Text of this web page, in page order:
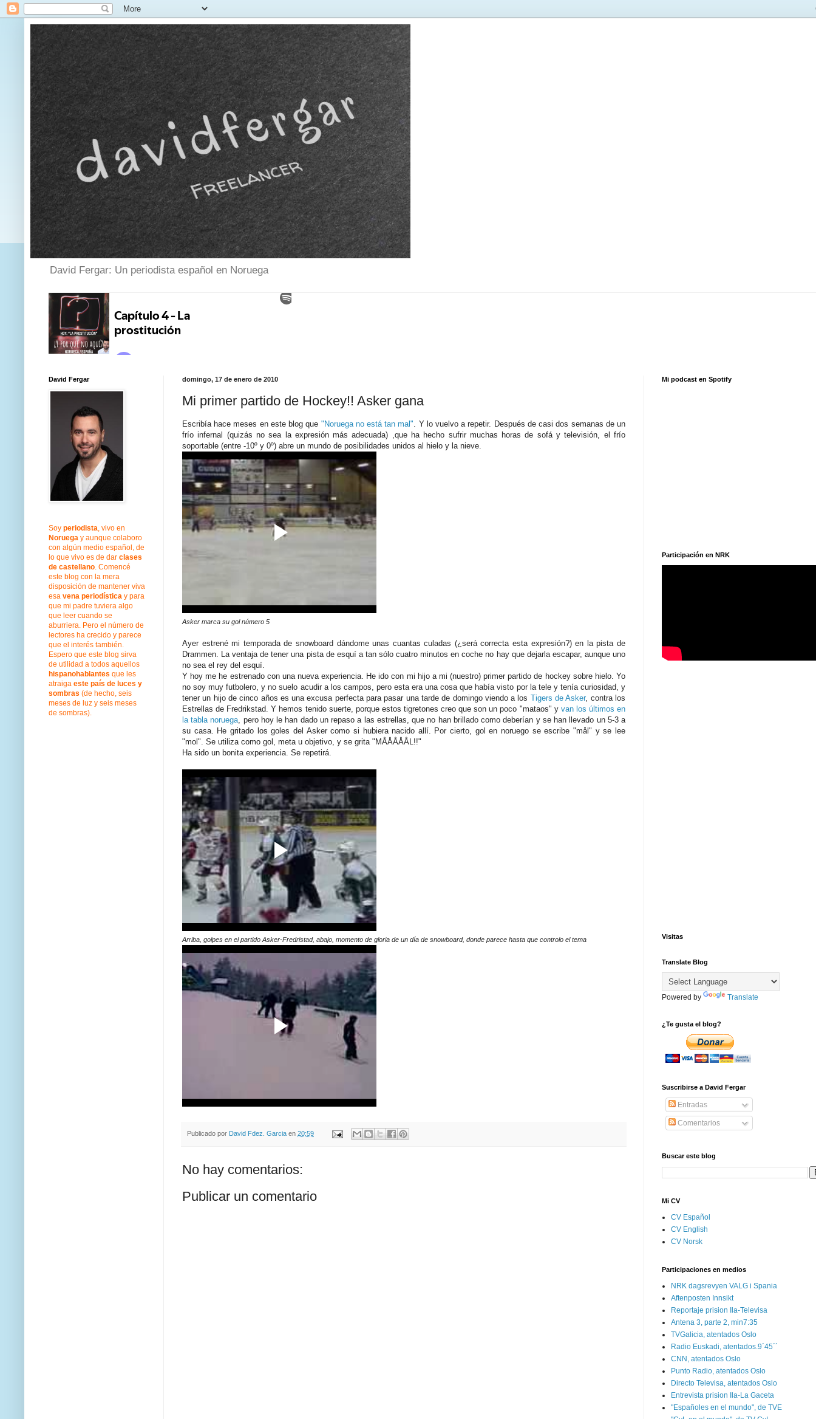
David Fergar: Un periodista español en Noruega
domingo, 17 de enero de 2010
Mi primer partido de Hockey!! Asker gana
Escribía hace meses en este blog que "Noruega no está tan mal". Y lo vuelvo a repetir. Después de casi dos semanas de un
frío infernal (quizás no sea la expresión más adecuada) ,que ha hecho sufrir muchas horas de sofá y televisión, el frío
soportable (entre -10º y 0º) abre un mundo de posibilidades unidos al hielo y la nieve.
Asker marca su gol número 5
Ayer estrené mi temporada de snowboard dándome unas cuantas culadas (¿será correcta esta expresión?) en la pista de
Drammen. La ventaja de tener una pista de esquí a tan sólo cuatro minutos en coche no hay que dejarla escapar, aunque uno
no sea el rey del esquí.
Y hoy me he estrenado con una nueva experiencia. He ido con mi hijo a mi (nuestro) primer partido de hockey sobre hielo. Yo
no soy muy futbolero, y no suelo acudir a los campos, pero esta era una cosa que había visto por la tele y tenía curiosidad, y
tener un hijo de cinco años es una excusa perfecta para pasar una tarde de domingo viendo a los Tigers de Asker, contra los
Estrellas de Fredrikstad. Y hemos tenido suerte, porque estos tigretones creo que son un poco "mataos" y van los últimos en
la tabla noruega, pero hoy le han dado un repaso a las estrellas, que no han brillado como deberían y se han llevado un 5-3 a
su casa. He gritado los goles del Asker como si hubiera nacido allí. Por cierto, gol en noruego se escribe "mål" y se lee
"mol". Se utiliza como gol, meta u objetivo, y se grita "MÅÅÅÅÅL!!"
Ha sido un bonita experiencia. Se repetirá.
Arriba, golpes en el partido Asker-Fredristad, abajo, momento de gloria de un día de snowboard, donde parece hasta que controlo el tema
Publicado por David Fdez. Garcia en 20:59
No hay comentarios:
Publicar un comentario
David Fergar
Soy periodista, vivo en
Noruega y aunque colaboro
con algún medio español, de
lo que vivo es de dar clases
de castellano. Comencé
este blog con la mera
disposición de mantener viva
esa vena periodística y para
que mi padre tuviera algo
que leer cuando se
aburriera. Pero el número de
lectores ha crecido y parece
que el interés también.
Espero que este blog sirva
de utilidad a todos aquellos
hispanohablantes que les
atraiga este país de luces y
sombras (de hecho, seis
meses de luz y seis meses
de sombras).
Mi podcast en Spotify
Participación en NRK
Visitas
Translate Blog
Powered by Translate
¿Te gusta el blog?
Suscribirse a David Fergar
Entradas
Comentarios
Buscar este blog
Mi CV
CV Español
CV English
CV Norsk
Participaciones en medios
NRK dagsrevyen VALG i Spania
Aftenposten Innsikt
Reportaje prision Ila-Televisa
Antena 3, parte 2, min7:35
TVGalicia, atentados Oslo
Radio Euskadi, atentados.9´45´´
CNN, atentados Oslo
Punto Radio, atentados Oslo
Directo Televisa, atentados Oslo
Entrevista prision Ila-La Gaceta
"Españoles en el mundo", de TVE